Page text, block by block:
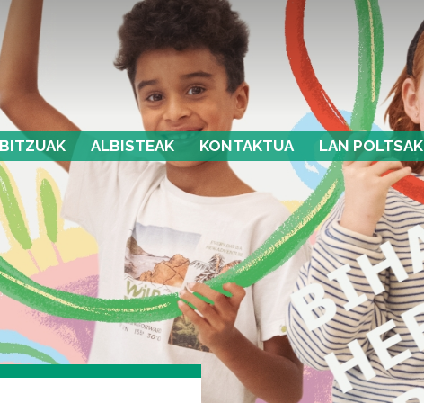
ALBISTEAK KONTAKTUA LAN POLTSAK